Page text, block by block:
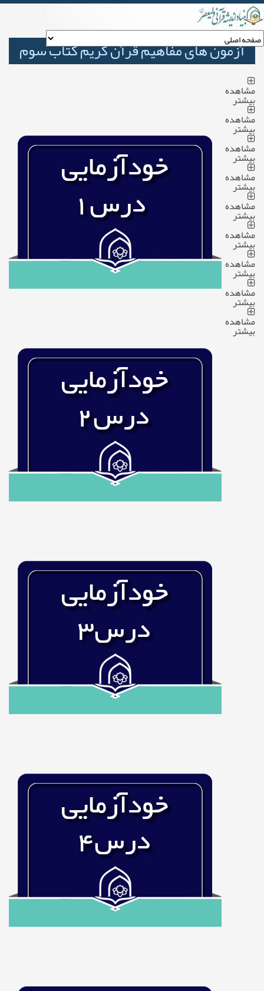
آزمون های مفاهیم قرآن کریم کتاب سوم
مشاهده
بیشتر
مشاهده
بیشتر
مشاهده
بیشتر
مشاهده
بیشتر
مشاهده
بیشتر
مشاهده
بیشتر
مشاهده
بیشتر
مشاهده
بیشتر
مشاهده
بیشتر